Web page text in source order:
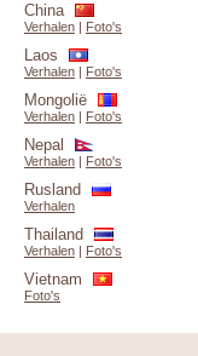
China
Verhalen | Foto's
Laos
Verhalen | Foto's
Mongolië
Verhalen | Foto's
Nepal
Verhalen | Foto's
Rusland
Verhalen
Thailand
Verhalen | Foto's
Vietnam
Foto's